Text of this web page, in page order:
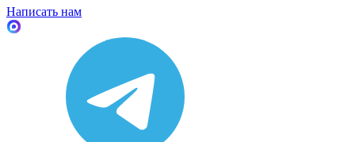
Написать нам